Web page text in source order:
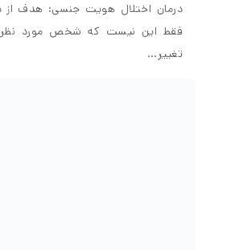
درمان اختلال هویت جنسی: هدف از
فقط این نیست که شخص مورد
تغییر…